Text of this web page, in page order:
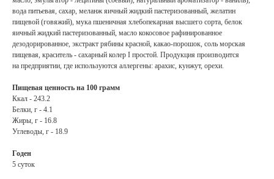
вода питьевая, сахар, меланж яичный жидкий пастеризованный, желатин
пищевой (говяжий), мука пшеничная хлебопекарная высшего сорта, белок
яичный жидкий пастеризованный, масло кокосовое рафинированное
дезодорированное, экстракт рябины красной, какао-порошок, соль морская
пищевая, краситель - сахарный колер I простой. Продукция производится
на предприятии, где используются аллергены: арахис, кунжут, орехи.
Пищевая ценность на 100 грамм
Ккал - 243.2
Белки, г - 4.1
Жиры, г - 16.8
Углеводы, г - 18.9
Годен
5 суток